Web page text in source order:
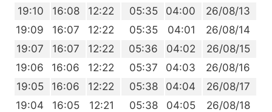
26/08/13
04:00
05:35
12:22
16:08
19:10
26/08/14
04:01
05:35
12:22
16:07
19:09
26/08/15
04:02
05:36
12:22
16:07
19:07
26/08/16
04:03
05:37
12:22
16:06
19:06
26/08/17
04:04
05:38
12:22
16:06
19:05
26/08/18
04:05
05:38
12:21
16:05
19:04